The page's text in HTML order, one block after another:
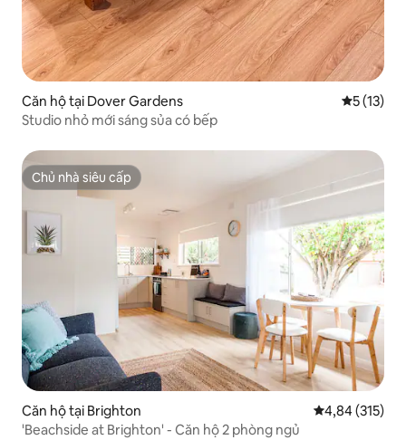
Căn hộ tại Dover Gardens Xếp hạng
5 (13)
Studio nhỏ mới sáng sủa có bếp
Chủ nhà siêu cấp
Chủ nhà siêu cấp
Căn hộ tại Brighton Xếp hạng
4,84 (315)
'Beachside at Brighton' - Căn hộ 2 phòng ngủ